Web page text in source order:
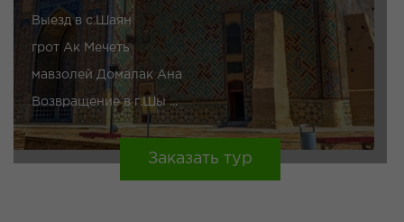
Выезд в с.Шаян
грот Ак Мечеть
мавзолей Домалак Ана
Возвращение в г.Шы ...
Заказать тур